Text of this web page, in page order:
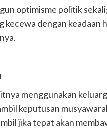
optimisme politik
kecewa dengan keadaan
menggunakan
keputusan
jika tepat akan